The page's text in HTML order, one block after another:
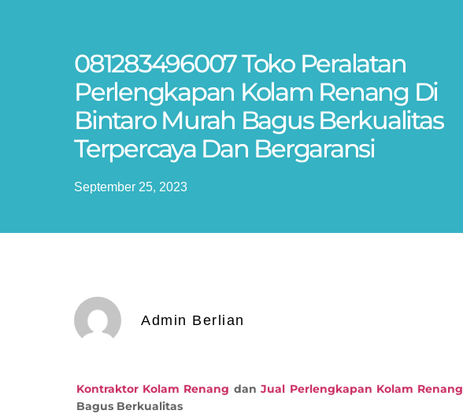
081283496007 Toko Peralatan
Perlengkapan Kolam Renang Di
Bintaro Murah Bagus Berkualitas
Terpercaya Dan Bergaransi
September 25, 2023
Admin Berlian
Kontraktor Kolam Renang danJual Perlengkapan Kolam Renang
Bagus Berkualitas